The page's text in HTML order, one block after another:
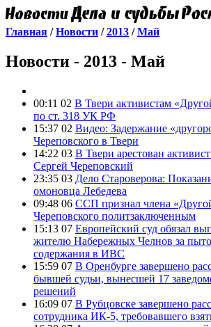
Главная /Новости /2013 /Май
Новости - 2013 - Май
00:11 02 В Твери активистам
по ст. 318 УК РФ
15:37 02 Видео: Задержание
Череповского в Твери
14:22 03 В Твери арестован
Сергей Череповский
23:35 03 Дело Староверова:
омоновца Лебедева
09:48 06 ССП признал члена
Череповского политзаключенным
15:13 07 Европейский суд обязал
жителю Набережных Челнов за
содержания в ИВС
15:59 07 В Оренбурге завершено
бывшей судьи, вынесшей 17
решений
16:09 07 В Рубцовске завершено
сотрудника ИК-5, требовавшего